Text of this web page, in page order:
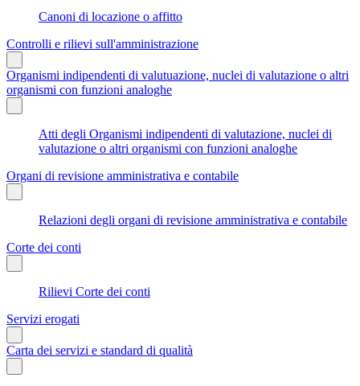
Canoni di locazione o affitto
Controlli e rilievi sull'amministrazione
Organismi indipendenti di valutuazione, nuclei di valutazione o altri
organismi con funzioni analoghe
Atti degli Organismi indipendenti di valutazione, nuclei di
valutazione o altri organismi con funzioni analoghe
Organi di revisione amministrativa e contabile
Relazioni degli organi di revisione amministrativa e contabile
Corte dei conti
Rilievi Corte dei conti
Servizi erogati
Carta dei servizi e standard di qualità